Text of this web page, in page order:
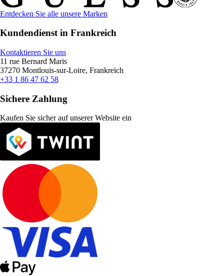
Entdecken Sie alle unsere Marken
Kundendienst in Frankreich
Kontaktieren Sie uns
11 rue Bernard Maris
37270 Montlouis-sur-Loire, Frankreich
+33 1 86 47 62 58
Sichere Zahlung
Kaufen Sie sicher auf unserer Website ein